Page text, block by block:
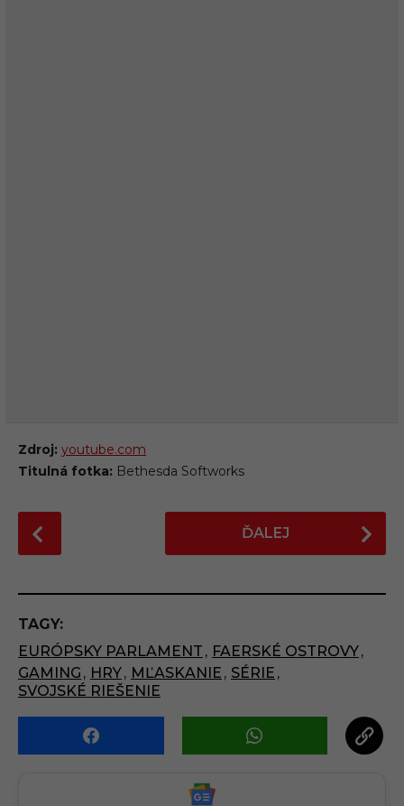
Zdroj: youtube.com
Titulná fotka: Bethesda Softworks
o
t
P
a
g
i
n
t
ĎALEJ
TAGY:
EURÓPSKY PARLAMENT , FAERSKÉ OSTROVY,
GAMING , HRY, MĽASKANIE , SÉRIE ,
SVOJSKÉ RIEŠENIE